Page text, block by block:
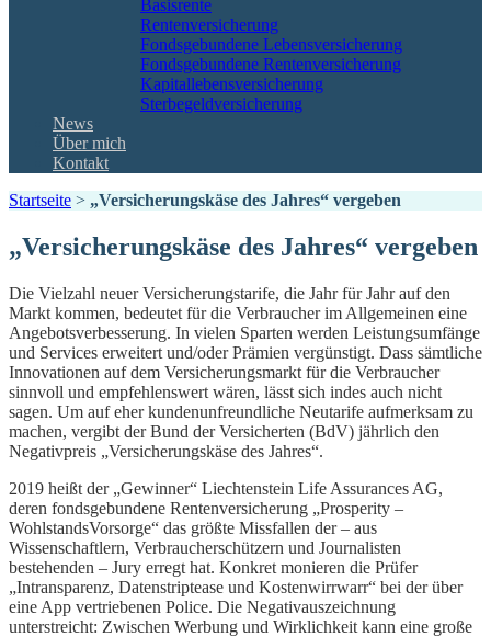
Basisrente
Rentenversicherung
Fondsgebundene Lebensversicherung
Fondsgebundene Rentenversicherung
Kapitallebensversicherung
Sterbegeldversicherung
News
Über mich
Kontakt
Startseite > „Versicherungskäse des Jahres“ vergeben
„Versicherungskäse des Jahres“ vergeben
Die Vielzahl neuer Versicherungstarife, die Jahr für Jahr auf den
Markt kommen, bedeutet für die Verbraucher im Allgemeinen eine
Angebotsverbesserung. In vielen Sparten werden Leistungsumfänge
und Services erweitert und/oder Prämien vergünstigt. Dass sämtliche
Innovationen auf dem Versicherungsmarkt für die Verbraucher
sinnvoll und empfehlenswert wären, lässt sich indes auch nicht
sagen. Um auf eher kundenunfreundliche Neutarife aufmerksam zu
machen, vergibt der Bund der Versicherten (BdV) jährlich den
Negativpreis „Versicherungskäse des Jahres“.
2019 heißt der „Gewinner“ Liechtenstein Life Assurances AG,
deren fondsgebundene Rentenversicherung „Prosperity –
WohlstandsVorsorge“ das größte Missfallen der – aus
Wissenschaftlern, Verbraucherschützern und Journalisten
bestehenden – Jury erregt hat. Konkret monieren die Prüfer
„Intransparenz, Datenstriptease und Kostenwirrwarr“ bei der über
eine App vertriebenen Police. Die Negativauszeichnung
unterstreicht: Zwischen Werbung und Wirklichkeit kann eine große